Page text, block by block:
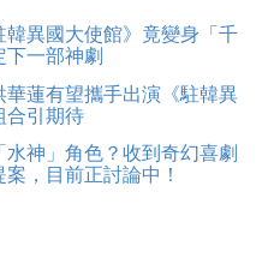
異國大使館》竟變身「千
下一部神劇
蓮有望攜手出演《駐韓異
合引期待
水神」角色？收到奇幻喜劇
，目前正討論中！